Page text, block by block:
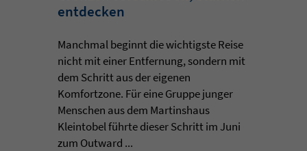
entdecken
Manchmal beginnt die wichtigste Reise
nicht mit einer Entfernung, sondern mit
dem Schritt aus der eigenen
Komfortzone. Für eine Gruppe junger
Menschen aus dem Martinshaus
Kleintobel führte dieser Schritt im Juni
zum Outward ...